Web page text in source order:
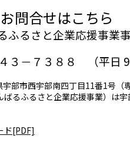
問合せはこちら
ふるさと企業応援事業
３－７３８８ （平日 9
部市西宇部南四丁目11番1号（
るふるさと企業応援事業）は
ド[PDF]